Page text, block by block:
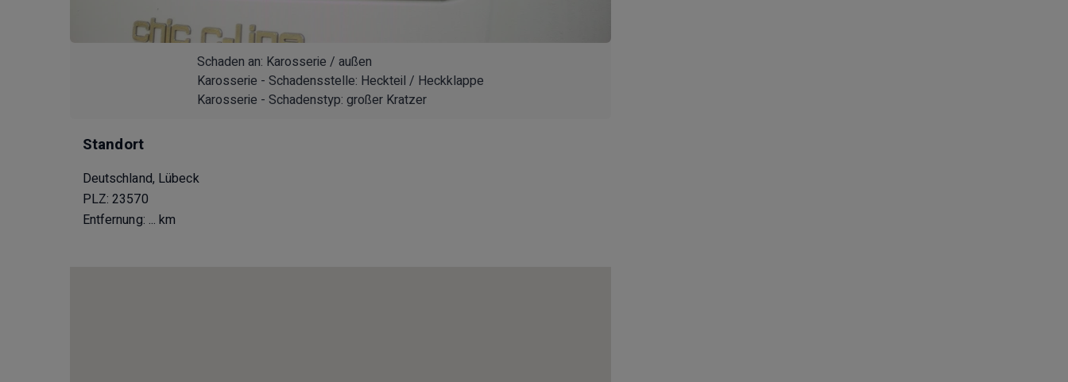
Schaden an: Karosserie / außen
Karosserie - Schadensstelle: Heckteil / Heckklappe
Karosserie - Schadenstyp: großer Kratzer
Standort
Deutschland, Lübeck
PLZ: 23570
Entfernung: ... km